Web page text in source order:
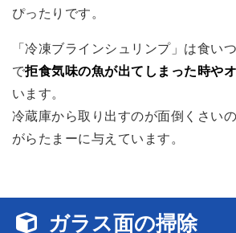
ぴったりです。
「冷凍ブラインシュリンプ」は食い
で拒食気味の魚が出てしまった時や
います。
冷蔵庫から取り出すのが面倒くさい
がらたまーに与えています。
ガラス面の掃除